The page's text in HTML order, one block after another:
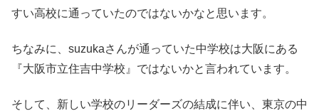
すい高校に通っていたのではないかなと思います。
ちなみに、suzukaさんが通っていた中学校は大阪にある
『大阪市立住吉中学校』ではないかと言われています。
そして、新しい学校のリーダーズの結成に伴い、東京の中